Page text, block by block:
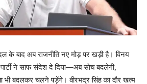
के बाद अब राजनीति नए मोड़ पर खड़ी है। विनय
ने साफ संदेश दे दिया—अब सोच बदलेगी,
बदलकर चलने पड़ेंगे। वीरभद्र सिंह का दौर खत्म